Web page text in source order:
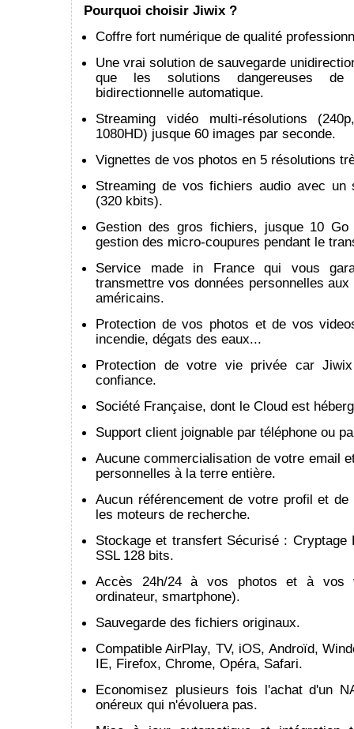
Pourquoi choisir Jiwix ?
Coffre fort numérique de qualité
Une vrai solution de sauvegarde
que les solutions dangereuses de
bidirectionnelle automatique.
Streaming vidéo multi-résolutions
1080HD) jusque 60 images par seconde.
Vignettes de vos photos en 5 résolutions
Streaming de vos fichiers audio avec un
(320 kbits).
Gestion des gros fichiers, jusque 10
gestion des micro-coupures pendant le
Service made in France qui vous
transmettre vos données personnelles
américains.
Protection de vos photos et de vos
incendie, dégats des eaux...
Protection de votre vie privée car
confiance.
Société Française, dont le Cloud est
Support client joignable par téléphone ou
Aucune commercialisation de votre email
personnelles à la terre entière.
Aucun référencement de votre profil et
les moteurs de recherche.
Stockage et transfert Sécurisé : Cryptage
SSL 128 bits.
Accès 24h/24 à vos photos et à vos
ordinateur, smartphone).
Sauvegarde des fichiers originaux.
Compatible AirPlay, TV, iOS, Androïd,
IE, Firefox, Chrome, Opéra, Safari.
Economisez plusieurs fois l'achat d'un
onéreux qui n'évoluera pas.